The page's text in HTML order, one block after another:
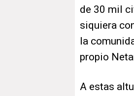
de 30 mil
siquiera
la
propio
A estas